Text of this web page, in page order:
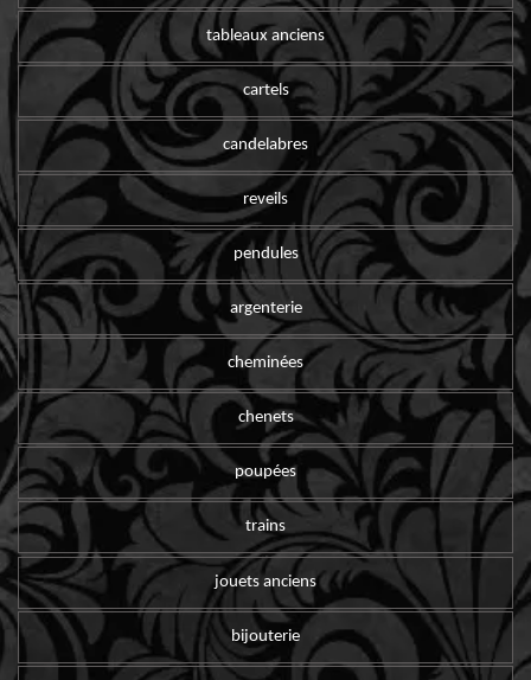
tableaux anciens
cartels
candelabres
reveils
pendules
argenterie
cheminées
chenets
poupées
trains
jouets anciens
bijouterie